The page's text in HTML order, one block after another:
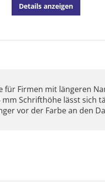
Details anzeigen
für Firmen mit längeren
Schrifthöhe lässt sich
vor der Farbe an den